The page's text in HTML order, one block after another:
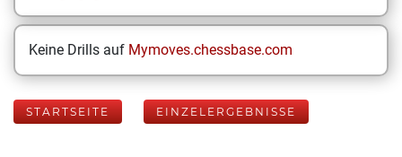
Keine Drills auf Mymoves.chessbase.com
STARTSEITE EINZELERGEBNISSE